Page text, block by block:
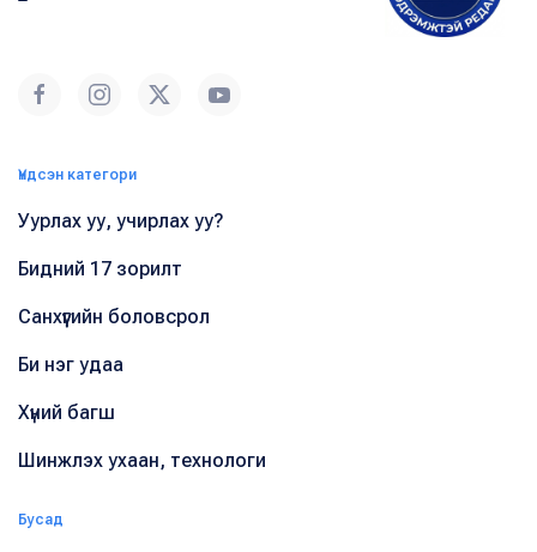
Үндсэн категори
Уурлах уу, учирлах уу?
Бидний 17 зорилт
Санхүүгийн боловсрол
Би нэг удаа
Хүний багш
Шинжлэх ухаан, технологи
Бусад